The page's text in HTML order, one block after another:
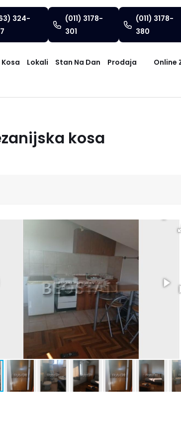
324-
(011) 3178-
301
(011) 3178-
380
Lokali Stan Na Dan Prodaja
Online
kosa